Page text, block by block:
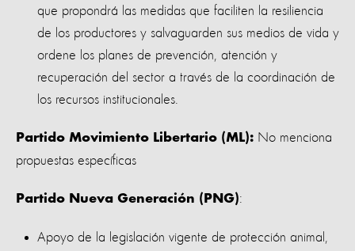
que propondrá las medidas que faciliten la resiliencia
de los productores y salvaguarden sus medios de vida y
ordene los planes de prevención, atención y
recuperación del sector a través de la coordinación de
los recursos institucionales.
Partido Movimiento Libertario (ML): No menciona
propuestas específicas
Partido Nueva Generación (PNG):
Apoyo de la legislación vigente de protección animal,